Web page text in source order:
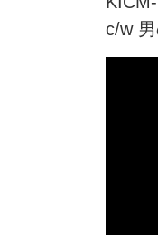
c/w